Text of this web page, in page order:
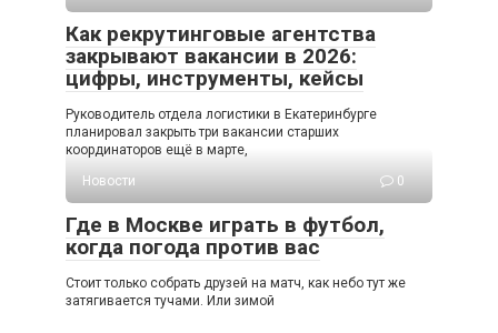
Как рекрутинговые агентства
закрывают вакансии в 2026:
цифры, инструменты, кейсы
Руководитель отдела логистики в Екатеринбурге
планировал закрыть три вакансии старших
координаторов ещё в марте,
Новости
0
Где в Москве играть в футбол,
когда погода против вас
Стоит только собрать друзей на матч, как небо тут же
затягивается тучами. Или зимой